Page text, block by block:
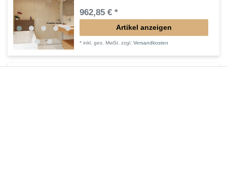
962,85 € *
Artikel anzeigen
*inkl. ges. MwSt. zzgl.Versandkosten